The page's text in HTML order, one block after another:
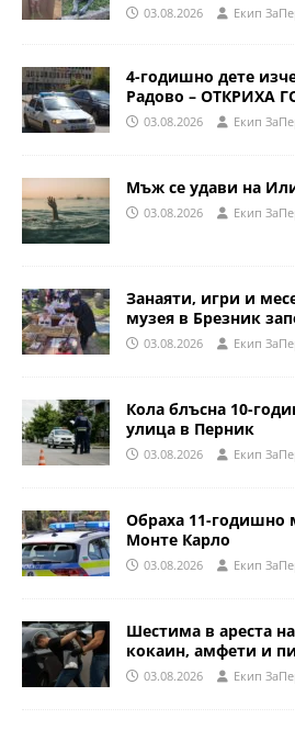
03.08.2026 Eкип
4-годишно дете
Радово – ОТКРИХА
03.08.2026 Eкип
Мъж се удави на
03.08.2026 Eкип
Занаяти, игри и
музея в Брезник
03.08.2026 Eкип
Кола блъсна 10-
улица в Перник
03.08.2026 Eкип
Обраха 11-годишно
Монте Карло
03.08.2026 Eкип
Шестима в ареста
кокаин, амфети и
03.08.2026 Eкип